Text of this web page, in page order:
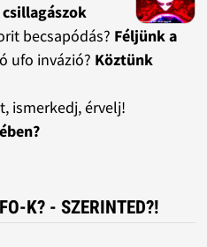
becsapódás? Féljünk a
ufo invázió? Köztünk
ismerkedj, érvelj!
K? - SZERINTED?!